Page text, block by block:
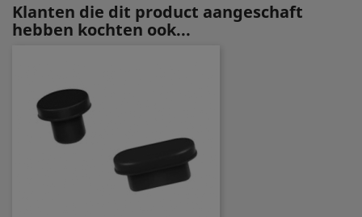
Klanten die dit product aangeschaft
hebben kochten ook...